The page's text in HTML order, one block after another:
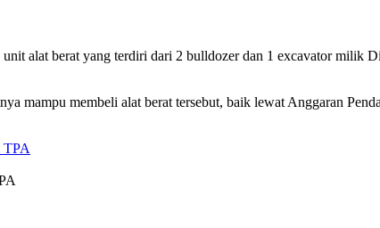
unit alat berat yang terdiri dari 2 bulldozer dan 1 excavator
mampu membeli alat berat tersebut, baik lewat Anggaran